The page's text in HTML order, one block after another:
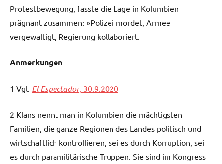
Protestbewegung, fasste die Lage in Kolumbien
prägnant zusammen: »Polizei mordet, Armee
vergewaltigt, Regierung kollaboriert.
Anmerkungen
1 Vgl. El Espectador, 30.9.2020
2 Klans nennt man in Kolumbien die mächtigsten
Familien, die ganze Regionen des Landes politisch und
wirtschaftlich kontrollieren, sei es durch Korruption, sei
es durch paramilitärische Truppen. Sie sind im Kongress